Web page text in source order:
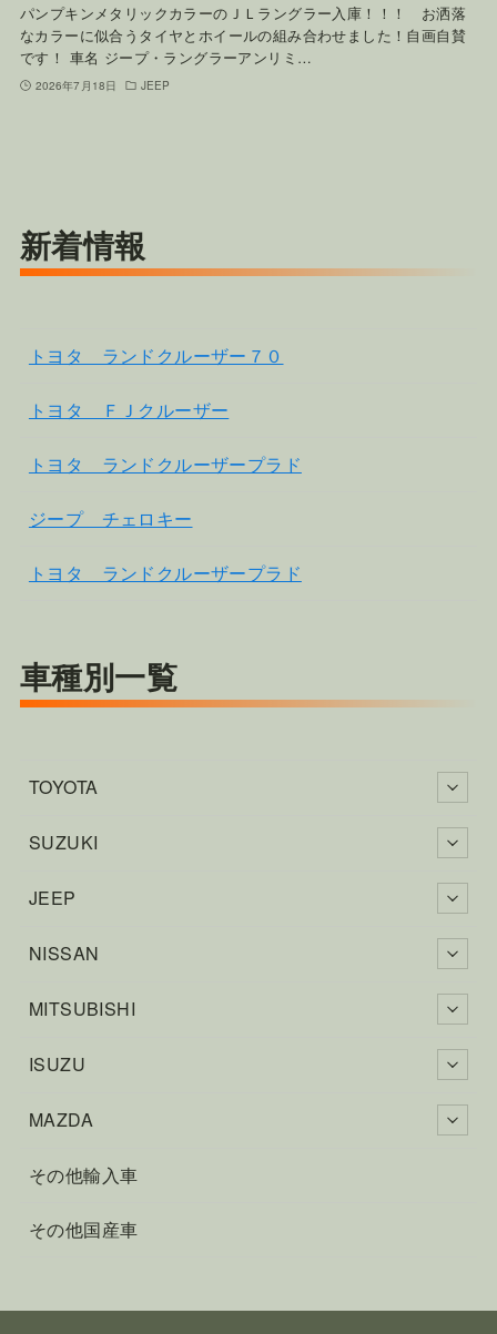
パンプキンメタリックカラーのＪＬラングラー入庫！！！ お洒落
なカラーに似合うタイヤとホイールの組み合わせました！自画自賛
です！ 車名 ジープ・ラングラーアンリミ…
2026年7月18日 JEEP
新着情報
トヨタ ランドクルーザー７０
トヨタ ＦＪクルーザー
トヨタ ランドクルーザープラド
ジープ チェロキー
トヨタ ランドクルーザープラド
車種別一覧
TOYOTA
SUZUKI
JEEP
NISSAN
MITSUBISHI
ISUZU
MAZDA
その他輸入車
その他国産車